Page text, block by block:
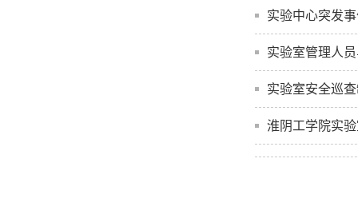
实验中心突发
实验室管理人
实验室安全巡
淮阴工学院实